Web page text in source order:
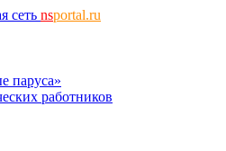
сеть nsportal.ru
паруса»
работников